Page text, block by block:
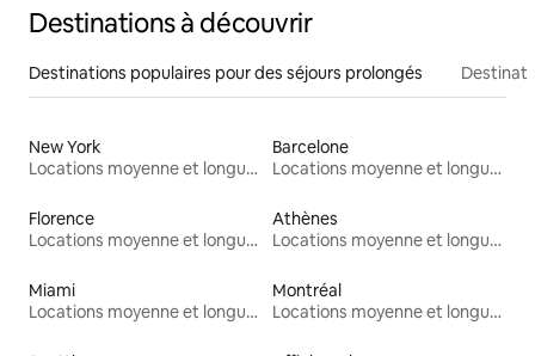
Destinations à découvrir
Destinations populaires pour des séjours prolongés
New York
Locations moyenne et longue durée
Barcelone
Locations moyenne et longue durée
Florence
Locations moyenne et longue durée
Athènes
Locations moyenne et longue durée
Miami
Locations moyenne et longue durée
Montréal
Locations moyenne et longue durée